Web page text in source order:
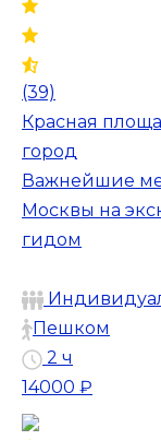
(39)
Красная
город
Важнейшие
Москвы на
гидом
Пешком
2 ч
14000 ₽